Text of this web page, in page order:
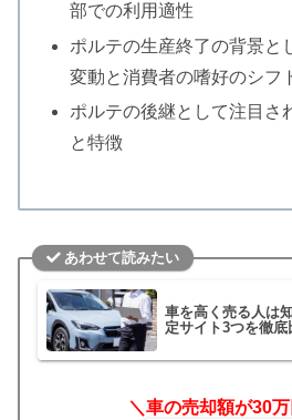
部での利用適性
ポルテの生産終了の背景と
変動と消費者の嗜好のシフ
ポルテの後継として注目さ
と特徴
あわせて読みたい
車を高く売る人は
定サイト3つを徹底
＼車の売却額が30